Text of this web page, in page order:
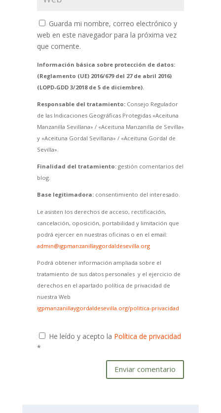
Guarda mi nombre, correo electrónico y
web en este navegador para la próxima vez
que comente.
Información básica sobre protección de datos:
(Reglamento (UE) 2016/679 del 27 de abril 2016)
(LOPD-GDD 3/2018 de 5 de diciembre).
Responsable del tratamiento:Consejo Regulador
de las Indicaciones Geográficas Protegidas «Aceituna
Manzanilla Sevillana» / «Aceituna Manzanilla de Sevilla»
y «Aceituna Gordal Sevillana» / «Aceituna Gordal de
Sevilla».
Finalidad del tratamiento:gestión comentarios del
blog.
Base legitimadora:consentimiento del interesado.
Le asisten los derechos de acceso, rectificación,
cancelación, oposición, portabilidad y limitación que
podrá ejercer en nuestras oficinas o en el email:
admin@igpmanzanillaygordaldesevilla.org
Podrá obtener información ampliada sobre el
tratamiento de sus datos personales y el ejercicio de
derechos en el apartado política de privacidad de
nuestra Web
igpmanzanillaygordaldesevilla.org/politica-privacidad
He leído y acepto la Política de privacidad
*
Enviar comentario